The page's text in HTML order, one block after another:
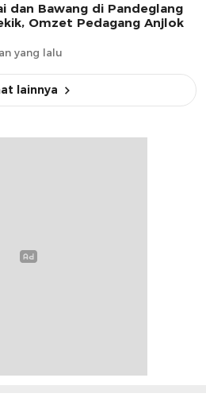
dan Bawang di Pandeglang
Omzet Pedagang Anjlok
yang lalu
lainnya